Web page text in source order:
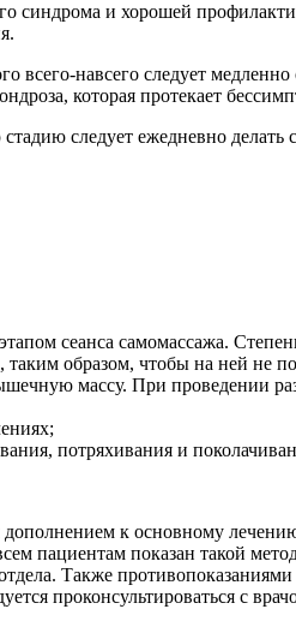
синдрома и хорошей
всего-навсего следует
которая протекает
следует ежедневно
сеанса самомассажа.
образом, чтобы на ней не
массу. При проведении
потряхивания и
к основному
пациентам показан такой
Также противопоказаниями
проконсультироваться с